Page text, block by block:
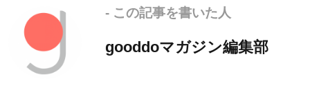
- この記事を書いた人
gooddoマガジン編集部